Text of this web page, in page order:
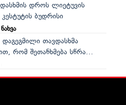
დროს ლიეტუვის
ბუდრისი
დაგეგმილი თავდასხმა
რომ შეთანხმება სწრა...